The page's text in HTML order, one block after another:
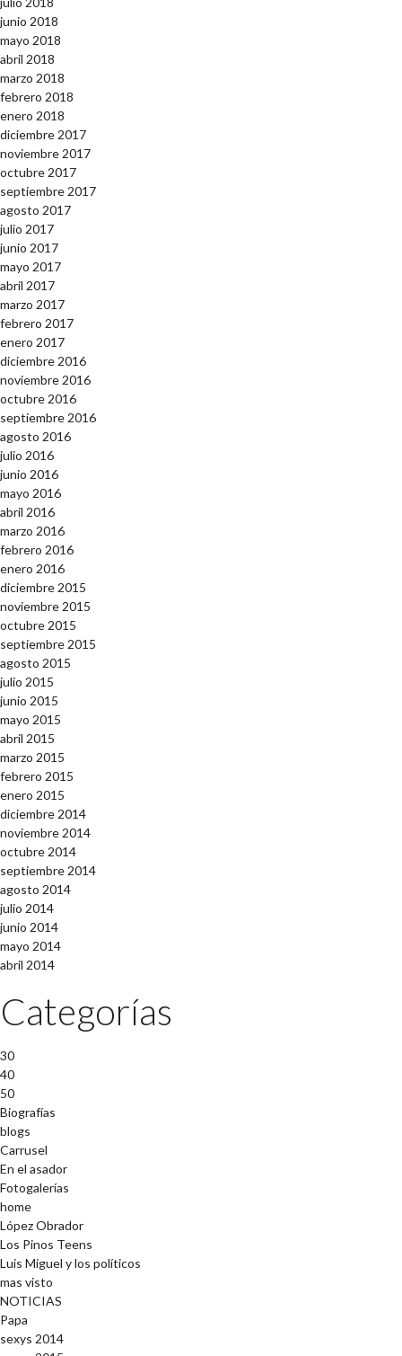
junio 2018
mayo 2018
abril 2018
marzo 2018
febrero 2018
enero 2018
diciembre 2017
noviembre 2017
octubre 2017
septiembre 2017
agosto 2017
julio 2017
junio 2017
mayo 2017
abril 2017
marzo 2017
febrero 2017
enero 2017
diciembre 2016
noviembre 2016
octubre 2016
septiembre 2016
agosto 2016
julio 2016
junio 2016
mayo 2016
abril 2016
marzo 2016
febrero 2016
enero 2016
diciembre 2015
noviembre 2015
octubre 2015
septiembre 2015
agosto 2015
julio 2015
junio 2015
mayo 2015
abril 2015
marzo 2015
febrero 2015
enero 2015
diciembre 2014
noviembre 2014
octubre 2014
septiembre 2014
agosto 2014
julio 2014
junio 2014
mayo 2014
abril 2014
Categorías
30
40
50
Biografías
blogs
Carrusel
En el asador
Fotogalerías
home
López Obrador
Los Pinos Teens
Luis Miguel y los políticos
mas visto
NOTICIAS
Papa
sexys 2014